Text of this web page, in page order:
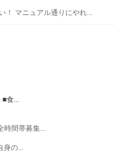
！ マニュアル通りにやれ...
■食...
時間帯募集...
身の...